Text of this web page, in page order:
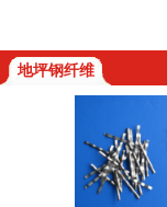
地坪钢纤维